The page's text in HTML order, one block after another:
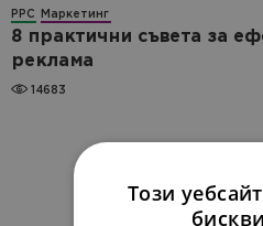
PPC Маркетинг
8 практични съвета за
реклама
14683
Този